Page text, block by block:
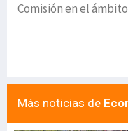
Comisión en el ámbito
Más noticias de